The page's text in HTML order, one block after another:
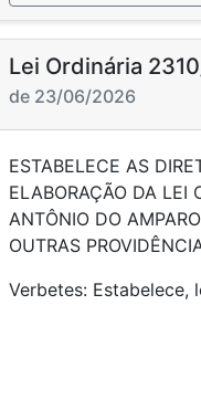
Lei Ordinária
de 23/06/2026
ESTABELECE AS
ELABORAÇÃO DA LEI
ANTÔNIO DO
OUTRAS
Verbetes: